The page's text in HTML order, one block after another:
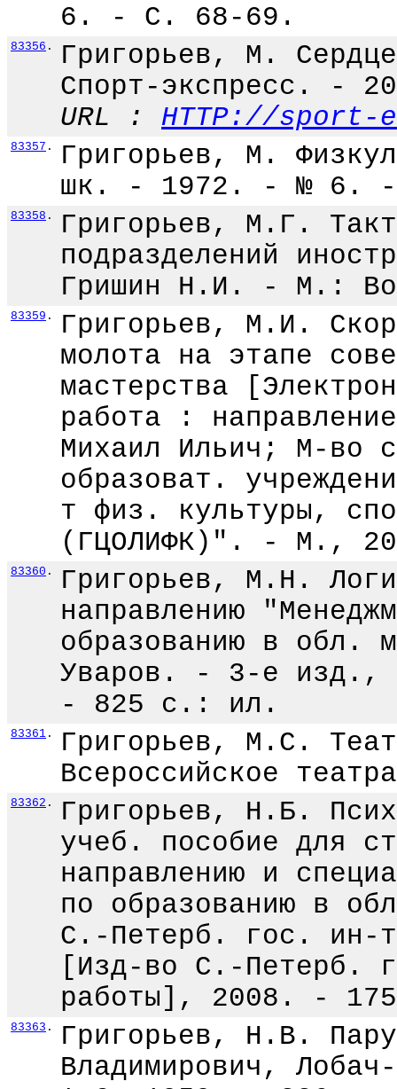
6. - С. 68-69.
83356 .
Григорьев, М.
Спорт-экспресс. -
URL : HTTP://sport-
83357 .
Григорьев, М.
шк. - 1972. - № 6.
83358 .
Григорьев, М.Г.
подразделений
Гришин Н.И. - М.:
83359 .
Григорьев, М.И.
молота на этапе
мастерства
работа :
Михаил Ильич; М-во
образоват.
т физ. культуры,
(ГЦОЛИФК)". - М.,
83360 .
Григорьев, М.Н.
направлению
образованию в обл.
Уваров. - 3-е изд.,
- 825 с.: ил.
83361 .
Григорьев, М.С.
Всероссийское
83362 .
Григорьев, Н.Б.
учеб. пособие для
направлению и
по образованию в
С.-Петерб. гос. ин-
[Изд-во С.-Петерб.
работы], 2008. -
83363 .
Григорьев, Н.В.
Владимирович,